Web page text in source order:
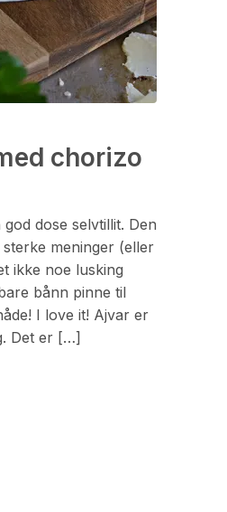
chorizo
dose selvtillit. Den
meninger (eller
ikke noe lusking
bånn pinne til
I love it! Ajvar er
Det er […]